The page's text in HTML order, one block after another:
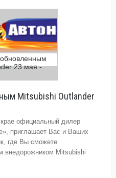
Mitsubishi Outlander
официальный дилер
приглашает Вас и Ваших
где Вы сможете
внедорожником Mitsubishi